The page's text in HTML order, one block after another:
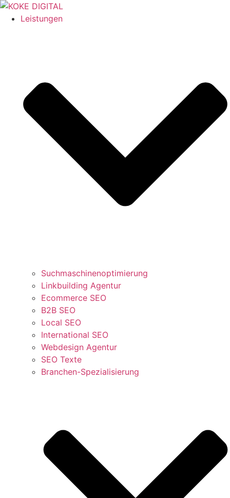
Leistungen
Suchmaschinenoptimierung
Linkbuilding Agentur
Ecommerce SEO
B2B SEO
Local SEO
International SEO
Webdesign Agentur
SEO Texte
Branchen-Spezialisierung